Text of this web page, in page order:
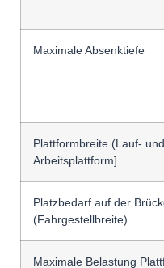
Maximale Absenktiefe
Plattformbreite (Lauf- und
Arbeitsplattform]
Platzbedarf auf der
(Fahrgestellbreite)
Maximale Belastung